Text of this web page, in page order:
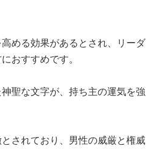
める効果があるとされ、リーダ
おすすめです。
聖な文字が、持ち主の運気を強
されており、男性の威厳と権威